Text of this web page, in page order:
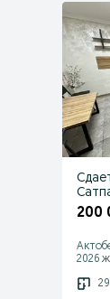
200
2026
29